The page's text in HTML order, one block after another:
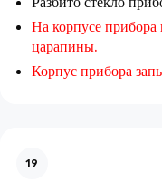
На корпусе прибора
царапины.
Корпус прибора
19